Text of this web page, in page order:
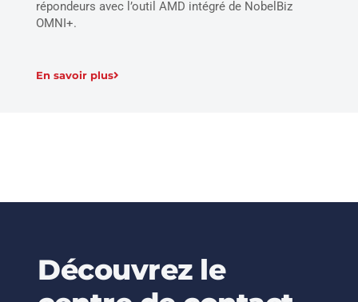
répondeurs avec l’outil AMD intégré de NobelBiz
OMNI+.
En savoir plus
Découvrez le